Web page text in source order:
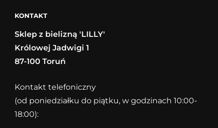
KONTAKT
Sklep z bielizną 'LILLY'
Królowej Jadwigi 1
87-100 Toruń
Kontakt telefoniczny
(od poniedziałku do piątku, w godzinach 10:00-
18:00):